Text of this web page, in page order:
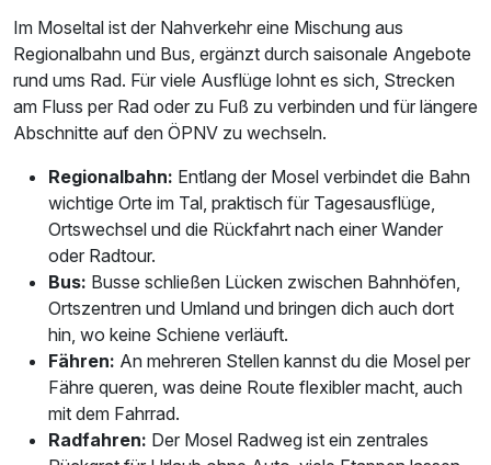
Im Moseltal ist der Nahverkehr eine Mischung aus
Regionalbahn und Bus, ergänzt durch saisonale Angebote
rund ums Rad. Für viele Ausflüge lohnt es sich, Strecken
am Fluss per Rad oder zu Fuß zu verbinden und für längere
Abschnitte auf den ÖPNV zu wechseln.
Regionalbahn: Entlang der Mosel verbindet die Bahn
wichtige Orte im Tal, praktisch für Tagesausflüge,
Ortswechsel und die Rückfahrt nach einer Wander
oder Radtour.
Bus: Busse schließen Lücken zwischen Bahnhöfen,
Ortszentren und Umland und bringen dich auch dort
hin, wo keine Schiene verläuft.
Fähren: An mehreren Stellen kannst du die Mosel per
Fähre queren, was deine Route flexibler macht, auch
mit dem Fahrrad.
Radfahren: Der Mosel Radweg ist ein zentrales